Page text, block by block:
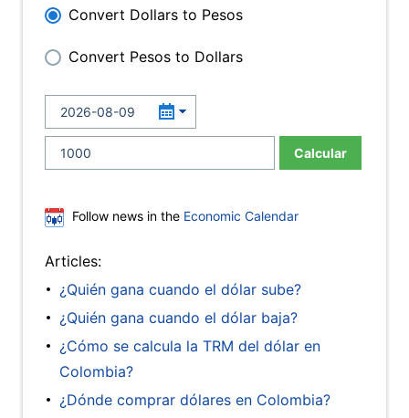
Convert Dollars to Pesos
Convert Pesos to Dollars
Calcular
Follow news in the Economic Calendar
Articles:
¿Quién gana cuando el dólar sube?
¿Quién gana cuando el dólar baja?
¿Cómo se calcula la TRM del dólar en
Colombia?
¿Dónde comprar dólares en Colombia?